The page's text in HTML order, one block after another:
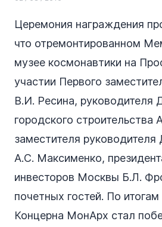
Церемония награждения
что отремонтированном
музее космонавтики на
участии Первого
В.И. Ресина, руководителя
городского строительства
заместителя руководителя
А.С. Максименко,
инвесторов Москвы Б.Л.
почетных гостей. По
Концерна МонАрх стал